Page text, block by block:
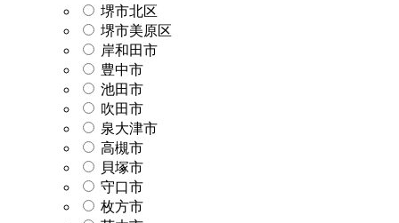
堺市北区
堺市美原区
岸和田市
豊中市
池田市
吹田市
泉大津市
高槻市
貝塚市
守口市
枚方市